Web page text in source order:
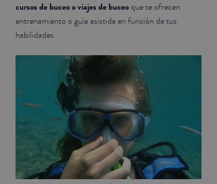
cursos de buceo o viajes de buceo que te ofrecen
entrenamiento o guía asistida en función de tus
habilidades.